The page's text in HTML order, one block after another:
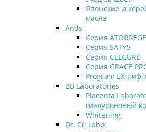
Японские и
масла
Ands
Серия
Серия SATYS
Серия CELCURE
Серия GRACE
Program EX-
BB Laboratories
Placenta
гиалуроновый
Whitening
Dr. Ci: Labo